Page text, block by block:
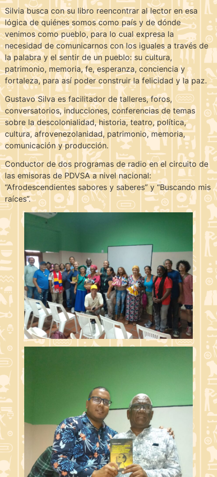
Silvia busca con su libro reencontrar al lector en esa
lógica de quiénes somos como país y de dónde
venimos como pueblo, para lo cual expresa la
necesidad de comunicarnos con los iguales a través de
la palabra y el sentir de un pueblo: su cultura,
patrimonio, memoria, fe, esperanza, conciencia y
fortaleza, para así poder construir la felicidad y la paz.
Gustavo Silva es facilitador de talleres, foros,
conversatorios, inducciones, conferencias de temas
sobre la descolonialidad, historia, teatro, política,
cultura, afrovenezolanidad, patrimonio, memoria,
comunicación y producción.
Conductor de dos programas de radio en el circuito de
las emisoras de PDVSA a nivel nacional:
“Afrodescendientes sabores y saberes” y “Buscando mis
raíces”.